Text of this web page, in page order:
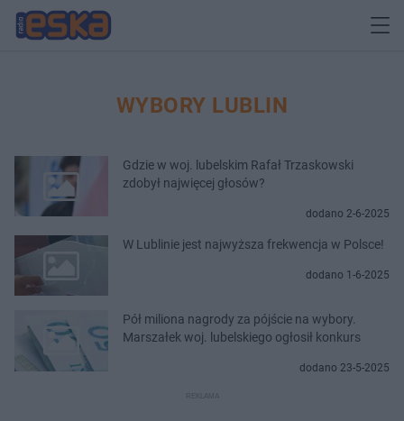
WYBORY LUBLIN
Gdzie w woj. lubelskim Rafał Trzaskowski
zdobył najwięcej głosów?
dodano 2-6-2025
W Lublinie jest najwyższa frekwencja w Polsce!
dodano 1-6-2025
Pół miliona nagrody za pójście na wybory.
Marszałek woj. lubelskiego ogłosił konkurs
dodano 23-5-2025